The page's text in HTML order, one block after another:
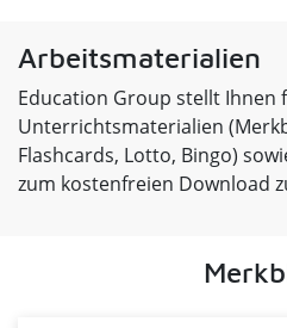
Arbeitsmaterialien
Education Group stellt Ihnen
Unterrichtsmaterialien
Flashcards, Lotto, Bingo)
zum kostenfreien Download